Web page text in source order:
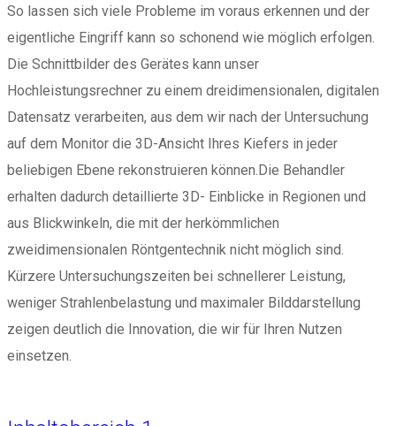
So lassen sich viele Probleme im voraus erkennen und der
eigentliche Eingriff kann so schonend wie möglich erfolgen.
Die Schnittbilder des Gerätes kann unser
Hochleistungsrechner zu einem dreidimensionalen, digitalen
Datensatz verarbeiten, aus dem wir nach der Untersuchung
auf dem Monitor die 3D-Ansicht Ihres Kiefers in jeder
beliebigen Ebene rekonstruieren können.Die Behandler
erhalten dadurch detaillierte 3D- Einblicke in Regionen und
aus Blickwinkeln, die mit der herkömmlichen
zweidimensionalen Röntgentechnik nicht möglich sind.
Kürzere Untersuchungszeiten bei schnellerer Leistung,
weniger Strahlenbelastung und maximaler Bilddarstellung
zeigen deutlich die Innovation, die wir für Ihren Nutzen
einsetzen.